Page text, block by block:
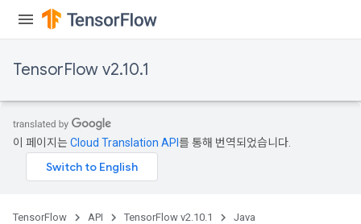
TensorFlow v2.10.1
이 페이지는Cloud Translation API 를 통해 번역되었습니다.
TensorFlow API TensorFlow v2.10.1 Java